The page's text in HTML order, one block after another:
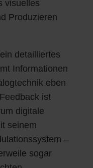
visuelles
Produzieren
detailliertes
Informationen
eben
ist
digitale
seinem
–
sogar